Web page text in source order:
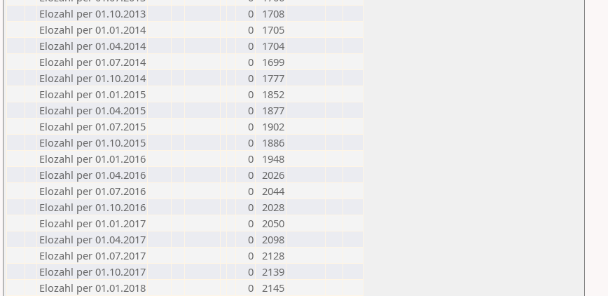
Elozahl per 01.10.2013
0
1708
Elozahl per 01.01.2014
0
1705
Elozahl per 01.04.2014
0
1704
Elozahl per 01.07.2014
0
1699
Elozahl per 01.10.2014
0
1777
Elozahl per 01.01.2015
0
1852
Elozahl per 01.04.2015
0
1877
Elozahl per 01.07.2015
0
1902
Elozahl per 01.10.2015
0
1886
Elozahl per 01.01.2016
0
1948
Elozahl per 01.04.2016
0 2026
Elozahl per 01.07.2016
0 2044
Elozahl per 01.10.2016
0 2028
Elozahl per 01.01.2017
0 2050
Elozahl per 01.04.2017
0 2098
Elozahl per 01.07.2017
0 2128
Elozahl per 01.10.2017
0 2139
Elozahl per 01.01.2018
0 2145